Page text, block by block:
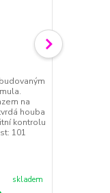
na
houba
kontrolu
101
skladem